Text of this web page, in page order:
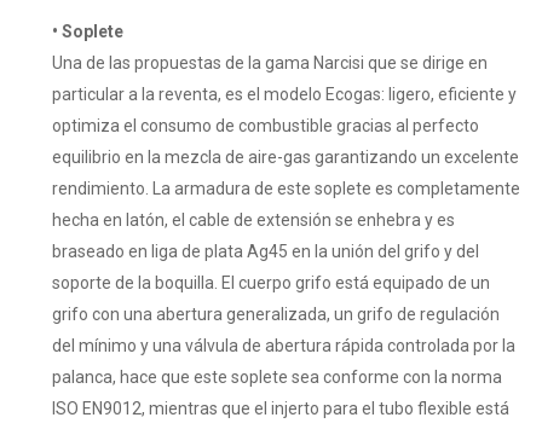
• Soplete
Una de las propuestas de la gama Narcisi que se dirige en
particular a la reventa, es el modelo Ecogas: ligero, eficiente y
optimiza el consumo de combustible gracias al perfecto
equilibrio en la mezcla de aire-gas garantizando un excelente
rendimiento. La armadura de este soplete es completamente
hecha en latón, el cable de extensión se enhebra y es
braseado en liga de plata Ag45 en la unión del grifo y del
soporte de la boquilla. El cuerpo grifo está equipado de un
grifo con una abertura generalizada, un grifo de regulación
del mínimo y una válvula de abertura rápida controlada por la
palanca, hace que este soplete sea conforme con la norma
ISO EN9012, mientras que el injerto para el tubo flexible está